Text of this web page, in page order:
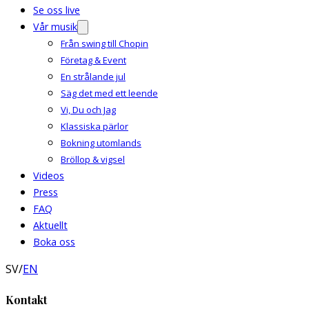
Se oss live
Vår musik
Från swing till Chopin
Företag & Event
En strålande jul
Säg det med ett leende
Vi, Du och Jag
Klassiska pärlor
Bokning utomlands
Bröllop & vigsel
Videos
Press
FAQ
Aktuellt
Boka oss
SV/EN
Kontakt